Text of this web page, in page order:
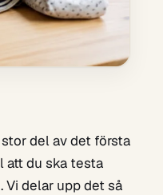
del av det första
att du ska testa
Vi delar upp det så